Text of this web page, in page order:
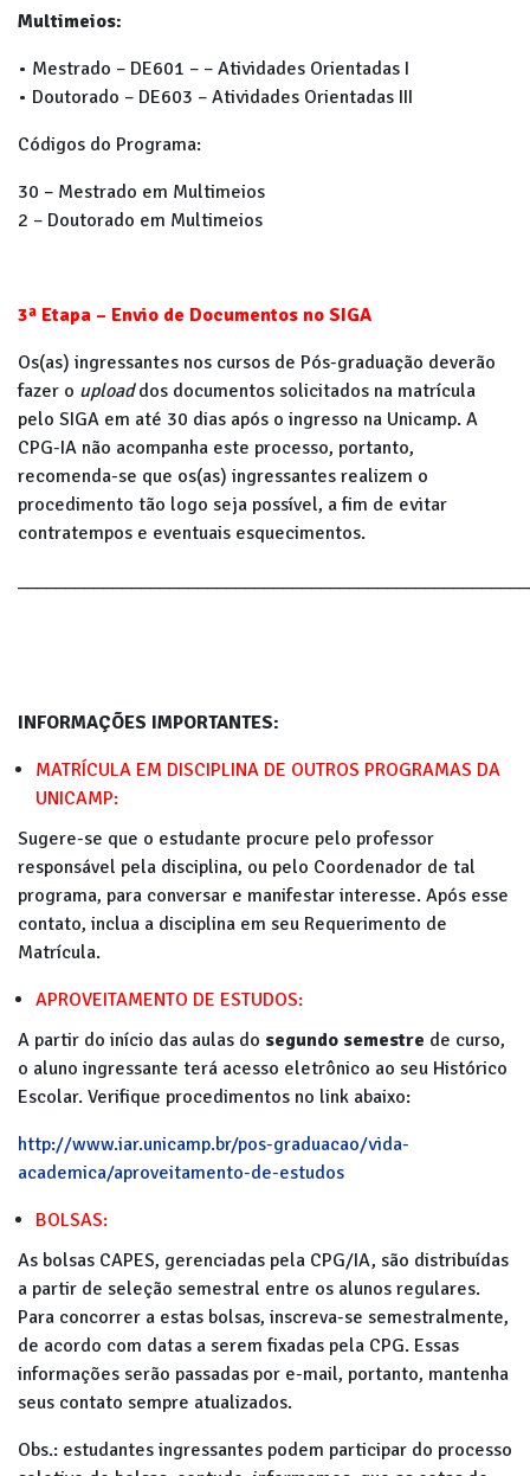
Multimeios:
• Mestrado – DE601 – – Atividades Orientadas I
• Doutorado – DE603 – Atividades Orientadas III
Códigos do Programa:
30 – Mestrado em Multimeios
2 – Doutorado em Multimeios
3ª Etapa – Envio de Documentos no SIGA
Os(as) ingressantes nos cursos de Pós-graduação deverão
fazer o uploaddos documentos solicitados na matrícula
pelo SIGA em até 30 dias após o ingresso na Unicamp. A
CPG-IA não acompanha este processo, portanto,
recomenda-se que os(as) ingressantes realizem o
procedimento tão logo seja possível, a fim de evitar
contratempos e eventuais esquecimentos.
INFORMAÇÕES IMPORTANTES:
MATRÍCULA EM DISCIPLINA DE OUTROS PROGRAMAS DA
UNICAMP:
Sugere-se que o estudante procure pelo professor
responsável pela disciplina, ou pelo Coordenador de tal
programa, para conversar e manifestar interesse. Após esse
contato, inclua a disciplina em seu Requerimento de
Matrícula.
APROVEITAMENTO DE ESTUDOS:
A partir do início das aulas do segundo semestre de curso,
o aluno ingressante terá acesso eletrônico ao seu Histórico
Escolar. Verifique procedimentos no link abaixo:
http://www.iar.unicamp.br/pos-graduacao/vida-
academica/aproveitamento-de-estudos
BOLSAS:
As bolsas CAPES, gerenciadas pela CPG/IA, são distribuídas
a partir de seleção semestral entre os alunos regulares.
Para concorrer a estas bolsas, inscreva-se semestralmente,
de acordo com datas a serem fixadas pela CPG. Essas
informações serão passadas por e-mail, portanto, mantenha
seus contato sempre atualizados.
Obs.: estudantes ingressantes podem participar do processo